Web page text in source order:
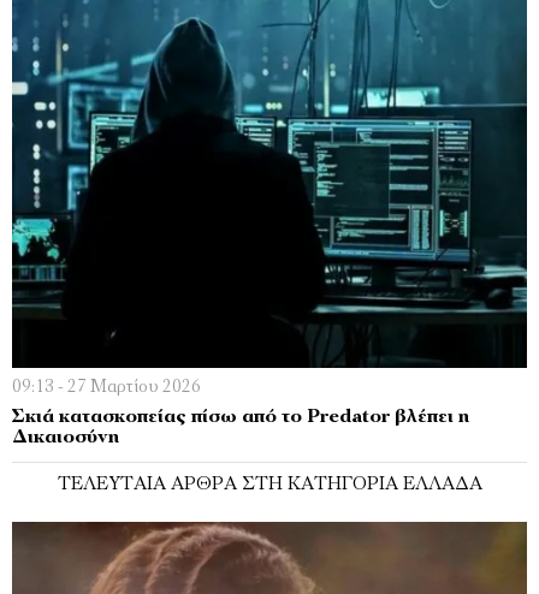
09:13 - 27 Μαρτίου 2026
Σκιά κατασκοπείας πίσω από το Predator βλέπει η
Δικαιοσύνη
ΤΕΛΕΥΤΑΊΑ ΆΡΘΡΑ ΣΤΗ ΚΑΤΗΓΟΡΊΑ ΕΛΛΆΔΑ